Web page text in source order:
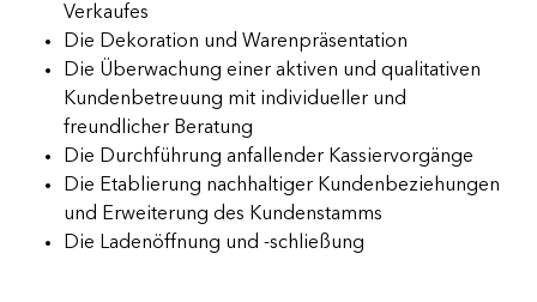
Verkaufes
Die Dekoration und Warenpräsentation
Die Überwachung einer aktiven und qualitativen
Kundenbetreuung mit individueller und
freundlicher Beratung
Die Durchführung anfallender Kassiervorgänge
Die Etablierung nachhaltiger Kundenbeziehungen
und Erweiterung des Kundenstamms
Die Ladenöffnung und -schließung